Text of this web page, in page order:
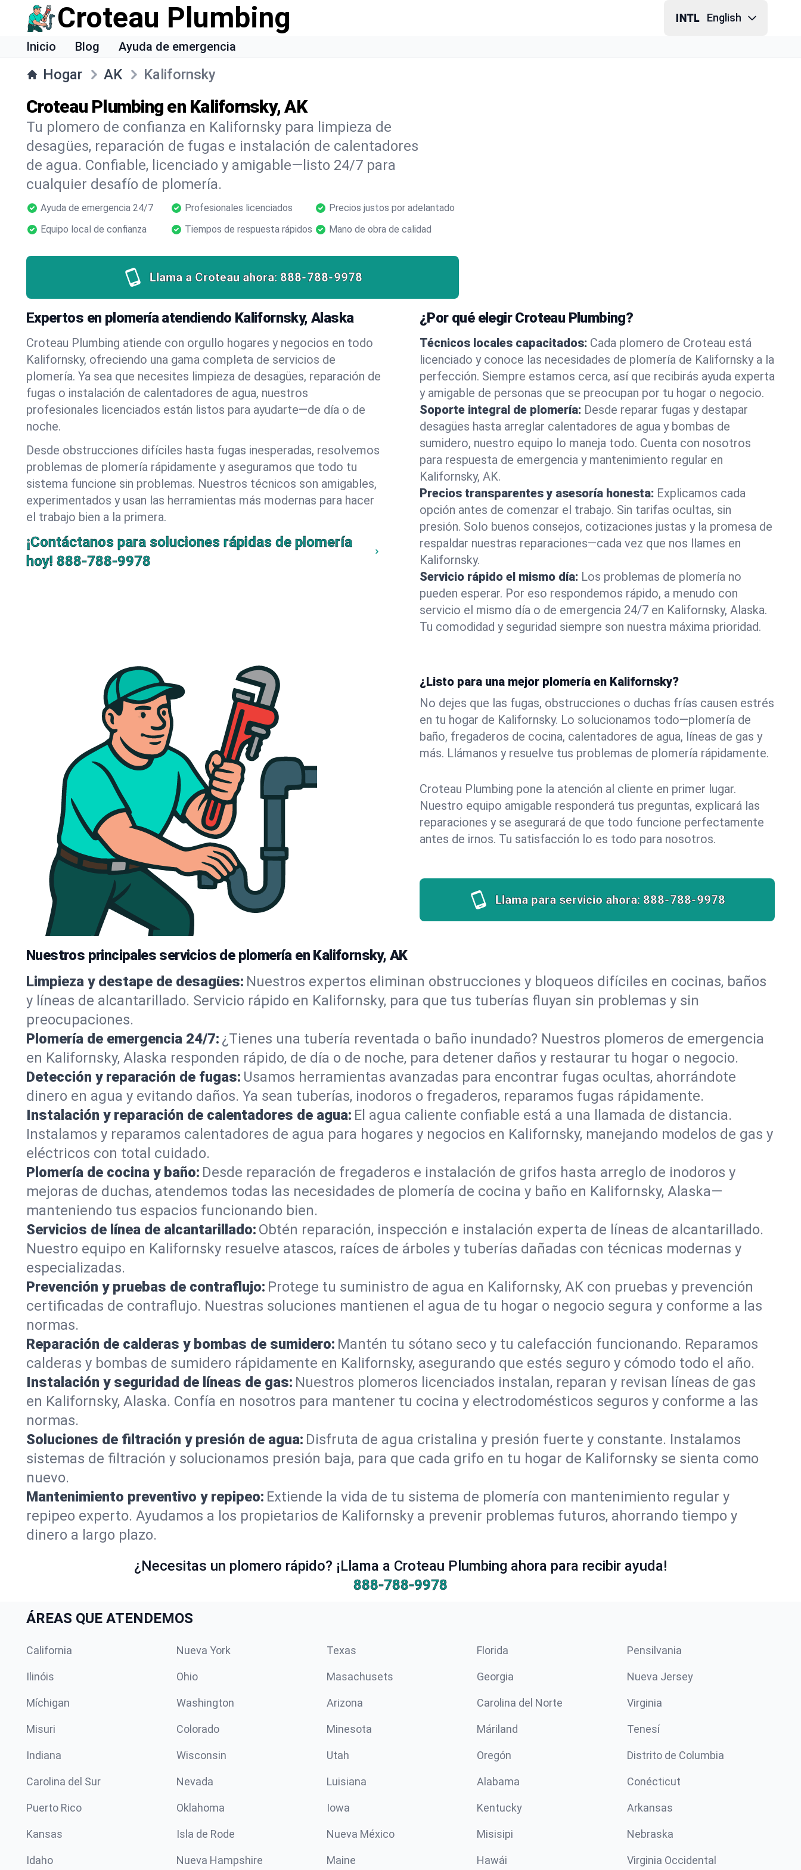
Croteau Plumbing English
Inicio Blog Ayuda de emergencia
Hogar AK Kalifornsky
Croteau Plumbing en Kalifornsky, AK
Tu plomero de confianza en Kalifornsky para limpieza de
desagües, reparación de fugas e instalación de calentadores
de agua. Confiable, licenciado y amigable—listo 24/7 para
cualquier desafío de plomería.
Ayuda de emergencia 24/7 Profesionales licenciados
Precios justos por adelantado
Equipo local de confianza
Tiempos de respuesta rápidos Mano de obra de calidad
Llama a Croteau ahora: 888-788-9978
Expertos en plomería atendiendo Kalifornsky, Alaska
Croteau Plumbing atiende con orgullo hogares y negocios en todo
Kalifornsky, ofreciendo una gama completa de servicios de
plomería. Ya sea que necesites limpieza de desagües, reparación de
fugas o instalación de calentadores de agua, nuestros
profesionales licenciados están listos para ayudarte—de día o de
noche.
Desde obstrucciones difíciles hasta fugas inesperadas, resolvemos
problemas de plomería rápidamente y aseguramos que todo tu
sistema funcione sin problemas. Nuestros técnicos son amigables,
experimentados y usan las herramientas más modernas para hacer
el trabajo bien a la primera.
¡Contáctanos para soluciones rápidas de plomería
hoy! 888-788-9978
¿Por qué elegir Croteau Plumbing?
Técnicos locales capacitados: Cada plomero de Croteau está
licenciado y conoce las necesidades de plomería de Kalifornsky a la
perfección. Siempre estamos cerca, así que recibirás ayuda experta
y amigable de personas que se preocupan por tu hogar o negocio.
Soporte integral de plomería: Desde reparar fugas y destapar
desagües hasta arreglar calentadores de agua y bombas de
sumidero, nuestro equipo lo maneja todo. Cuenta con nosotros
para respuesta de emergencia y mantenimiento regular en
Kalifornsky, AK.
Precios transparentes y asesoría honesta: Explicamos cada
opción antes de comenzar el trabajo. Sin tarifas ocultas, sin
presión. Solo buenos consejos, cotizaciones justas y la promesa de
respaldar nuestras reparaciones—cada vez que nos llames en
Kalifornsky.
Servicio rápido el mismo día: Los problemas de plomería no
pueden esperar. Por eso respondemos rápido, a menudo con
servicio el mismo día o de emergencia 24/7 en Kalifornsky, Alaska.
Tu comodidad y seguridad siempre son nuestra máxima prioridad.
¿Listo para una mejor plomería en Kalifornsky?
No dejes que las fugas, obstrucciones o duchas frías causen estrés
en tu hogar de Kalifornsky. Lo solucionamos todo—plomería de
baño, fregaderos de cocina, calentadores de agua, líneas de gas y
más. Llámanos y resuelve tus problemas de plomería rápidamente.
Croteau Plumbing pone la atención al cliente en primer lugar.
Nuestro equipo amigable responderá tus preguntas, explicará las
reparaciones y se asegurará de que todo funcione perfectamente
antes de irnos. Tu satisfacción lo es todo para nosotros.
Llama para servicio ahora: 888-788-9978
Nuestros principales servicios de plomería en Kalifornsky, AK
Limpieza y destape de desagües: Nuestros expertos eliminan obstrucciones y bloqueos difíciles en cocinas, baños
y líneas de alcantarillado. Servicio rápido en Kalifornsky, para que tus tuberías fluyan sin problemas y sin
preocupaciones.
Plomería de emergencia 24/7: ¿Tienes una tubería reventada o baño inundado? Nuestros plomeros de emergencia
en Kalifornsky, Alaska responden rápido, de día o de noche, para detener daños y restaurar tu hogar o negocio.
Detección y reparación de fugas: Usamos herramientas avanzadas para encontrar fugas ocultas, ahorrándote
dinero en agua y evitando daños. Ya sean tuberías, inodoros o fregaderos, reparamos fugas rápidamente.
Instalación y reparación de calentadores de agua: El agua caliente confiable está a una llamada de distancia.
Instalamos y reparamos calentadores de agua para hogares y negocios en Kalifornsky, manejando modelos de gas y
eléctricos con total cuidado.
Plomería de cocina y baño: Desde reparación de fregaderos e instalación de grifos hasta arreglo de inodoros y
mejoras de duchas, atendemos todas las necesidades de plomería de cocina y baño en Kalifornsky, Alaska—
manteniendo tus espacios funcionando bien.
Servicios de línea de alcantarillado: Obtén reparación, inspección e instalación experta de líneas de alcantarillado.
Nuestro equipo en Kalifornsky resuelve atascos, raíces de árboles y tuberías dañadas con técnicas modernas y
especializadas.
Prevención y pruebas de contraflujo: Protege tu suministro de agua en Kalifornsky, AK con pruebas y prevención
certificadas de contraflujo. Nuestras soluciones mantienen el agua de tu hogar o negocio segura y conforme a las
normas.
Reparación de calderas y bombas de sumidero: Mantén tu sótano seco y tu calefacción funcionando. Reparamos
calderas y bombas de sumidero rápidamente en Kalifornsky, asegurando que estés seguro y cómodo todo el año.
Instalación y seguridad de líneas de gas: Nuestros plomeros licenciados instalan, reparan y revisan líneas de gas
en Kalifornsky, Alaska. Confía en nosotros para mantener tu cocina y electrodomésticos seguros y conforme a las
normas.
Soluciones de filtración y presión de agua: Disfruta de agua cristalina y presión fuerte y constante. Instalamos
sistemas de filtración y solucionamos presión baja, para que cada grifo en tu hogar de Kalifornsky se sienta como
nuevo.
Mantenimiento preventivo y repipeo: Extiende la vida de tu sistema de plomería con mantenimiento regular y
repipeo experto. Ayudamos a los propietarios de Kalifornsky a prevenir problemas futuros, ahorrando tiempo y
dinero a largo plazo.
¿Necesitas un plomero rápido? ¡Llama a Croteau Plumbing ahora para recibir ayuda!
888-788-9978
ÁREAS QUE ATENDEMOS
California Nueva York Texas Florida Pensilvania
Ilinóis Ohio Masachusets Georgia Nueva Jersey
Míchigan Washington Arizona Carolina del Norte Virginia
Misuri Colorado Minesota Máriland Tenesí
Indiana Wisconsin Utah Oregón Distrito de Columbia
Carolina del Sur Nevada Luisiana Alabama Conécticut
Puerto Rico Oklahoma Iowa Kentucky Arkansas
Kansas Isla de Rode Nueva México Misisipi Nebraska
Idaho Nueva Hampshire Maine Hawái Virginia Occidental